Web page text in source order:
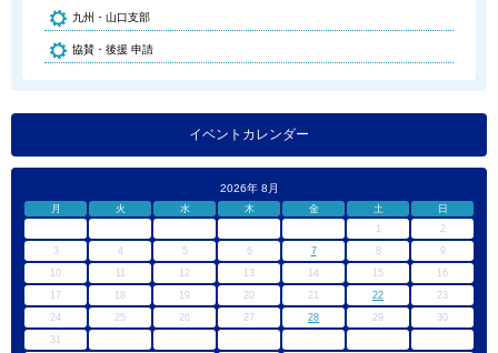
九州・山口支部
協賛・後援 申請
イベントカレンダー
2026年 8月
月 火 水 木 金 土
日
2
3
4 5 6 7 8
9
10
12 13 14 15
16
17
18 19 20 21 22
23
24
25 26 27 28 29
30
31